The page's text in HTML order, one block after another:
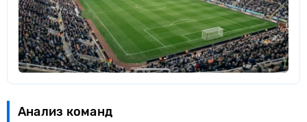
Анализ команд